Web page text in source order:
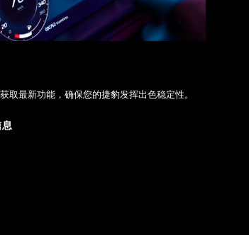
取最新功能，确保您的捷豹发挥出色稳定性。